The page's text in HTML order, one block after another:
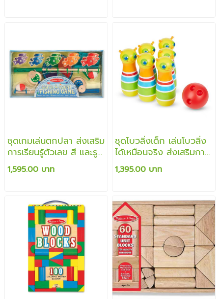
ชุดเกมเล่นตกปลา ส่งเสริม
การเรียนรู้ตัวเลข สี และรูป
ร่าง
1,595.00 บาท
ชุดโบวลิ่งเด็ก เล่นโบวลิ่ง
ได้เหมือนจริง ส่งเสริมการ
เล่นแบบมีจินตนาการ
1,395.00 บาท